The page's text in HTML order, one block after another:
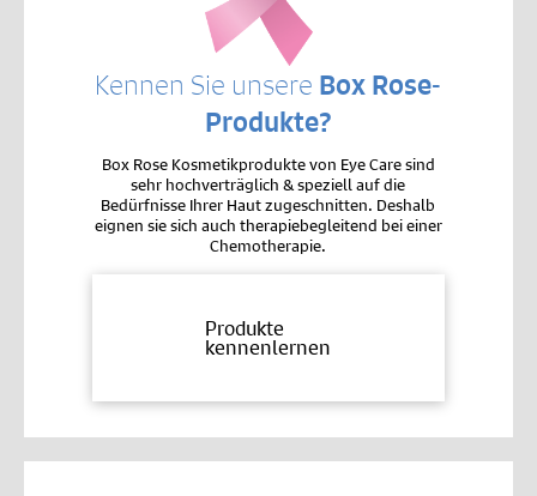
Kennen Sie unsere Box Rose-
Produkte?
Box Rose Kosmetikprodukte von Eye Care sind
sehr hochverträglich & speziell auf die
Bedürfnisse Ihrer Haut zugeschnitten. Deshalb
eignen sie sich auch therapiebegleitend bei einer
Chemotherapie.
Produkte
kennenlernen